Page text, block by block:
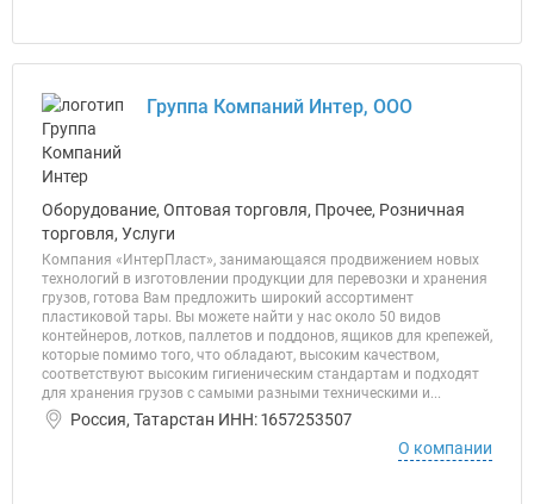
Группа Компаний Интер, ООО
Оборудование, Оптовая торговля, Прочее, Розничная
торговля, Услуги
Компания «ИнтерПласт», занимающаяся продвижением новых
технологий в изготовлении продукции для перевозки и хранения
грузов, готова Вам предложить широкий ассортимент
пластиковой тары. Вы можете найти у нас около 50 видов
контейнеров, лотков, паллетов и поддонов, ящиков для крепежей,
которые помимо того, что обладают, высоким качеством,
соответствуют высоким гигиеническим стандартам и подходят
для хранения грузов с самыми разными техническими и...
Россия, Татарстан ИНН: 1657253507
О компании